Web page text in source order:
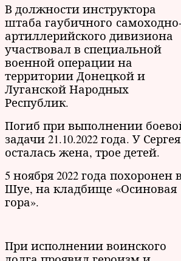
В должности инструктора
штаба гаубичного
артиллерийского дивизиона
участвовал в специальной
военной операции на
территории Донецкой и
Луганской Народных
Республик.
Погиб при выполнении
задачи 21.10.2022 года. У Сергея
осталась жена, трое детей.
5 ноября 2022 года похоронен в
Шуе, на кладбище «Осиновая
гора».
При исполнении воинского